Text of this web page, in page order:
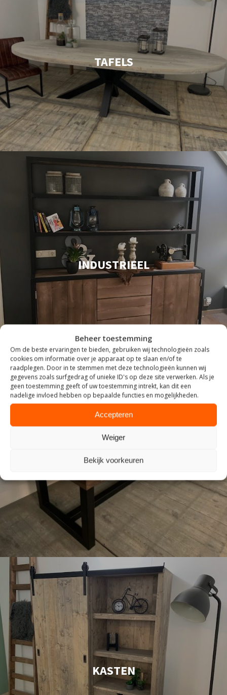
Beheer toestemming
Om de beste ervaringen te bieden, gebruiken wij technologieën zoals
cookies om informatie over je apparaat op te slaan en/of te
raadplegen. Door in te stemmen met deze technologieën kunnen wij
gegevens zoals surfgedrag of unieke ID's op deze site verwerken. Als je
geen toestemming geeft of uw toestemming intrekt, kan dit een
nadelige invloed hebben op bepaalde functies en mogelijkheden.
Accepteren
Weiger
Bekijk voorkeuren
TAFELS
INDUSTRIEEL
ZITTEN
KASTEN